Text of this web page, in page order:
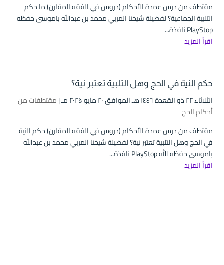
مقتطف من درس عمدة الأحكام (دروس في الفقه المقارن) ما حكم
التلبية الجماعية؟ لفضيلة شيخنا المربي محمد بن عبدالله باموسى حفظه
PlayStop نافذة...
اقرأ المزيد
حكم النية في الحج وهل التلبية تعتبر نية؟
الثلاثاء ۲۲ ذو القعدة ۱٤٤٦ هـ الموافق ۲۰ مايو ۲۰۲۵ مـ |
مقتطفات من
أحكام الحج
مقتطف من درس عمدة الأحكام (دروس في الفقه المقارن) حكم النية
في الحج وهل التلبية تعتبر نية؟ لفضيلة شيخنا المربي محمد بن عبدالله
باموسى حفظه الله PlayStop نافذة...
اقرأ المزيد